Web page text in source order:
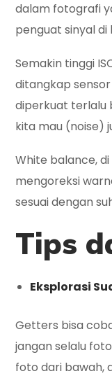
dalam fotografi
penguat sinyal di
Semakin tinggi
ditangkap
diperkuat terlalu
kita mau (noise)
White balance, di
mengoreksi
sesuai dengan
Tips
Eksplorasi
Getters bisa
jangan selalu
foto dari bawah,